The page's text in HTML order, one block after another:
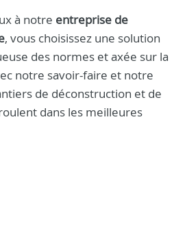
à notre entreprise de
, vous choisissez une solution
des normes et axée sur la
notre savoir-faire et notre
de déconstruction et de
dans les meilleures